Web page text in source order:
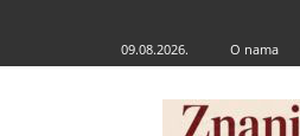
09.08.2026. O nama